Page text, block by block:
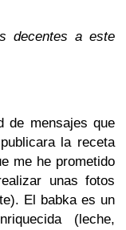
decentes a este
de mensajes que
la receta
me he prometido
unas fotos
El babka es un
(leche,